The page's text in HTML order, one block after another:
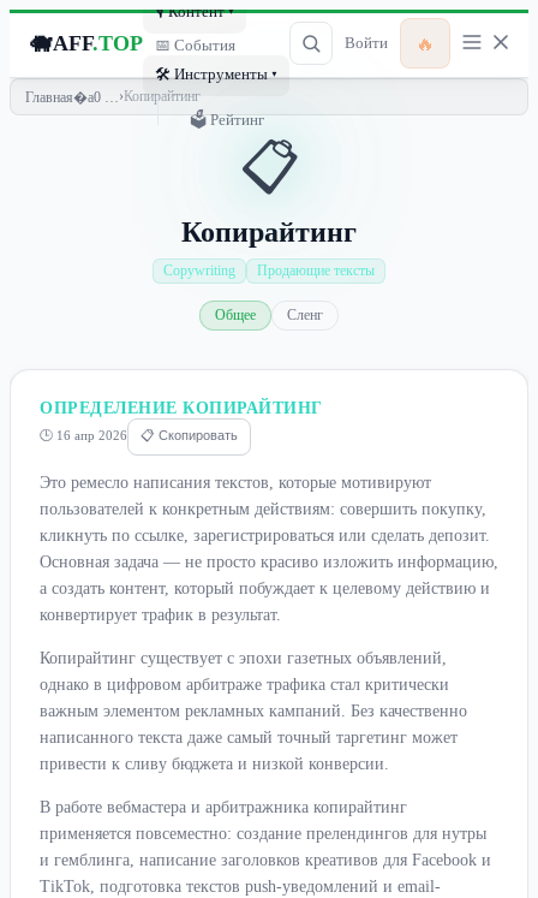
🐗AFF.TOP
🎙 Контент ▾
📅 События
🛠 Инструменты ▾
🗳 Рейтинг
Войти 🔥
Главная › Копирайтинг
📋
Копирайтинг
Copywriting Продающие тексты
Общее Сленг
ОПРЕДЕЛЕНИЕ КОПИРАЙТИНГ
🕒 16 апр 2026 📋 Скопировать
Это ремесло написания текстов, которые мотивируют
пользователей к конкретным действиям: совершить покупку,
кликнуть по ссылке, зарегистрироваться или сделать депозит.
Основная задача — не просто красиво изложить информацию,
а создать контент, который побуждает к целевому действию и
конвертирует трафик в результат.
Копирайтинг существует с эпохи газетных объявлений,
однако в цифровом арбитраже трафика стал критически
важным элементом рекламных кампаний. Без качественно
написанного текста даже самый точный таргетинг может
привести к сливу бюджета и низкой конверсии.
В работе вебмастера и арбитражника копирайтинг
применяется повсеместно: создание прелендингов для нутры
и гемблинга, написание заголовков креативов для Facebook и
TikTok, подготовка текстов push-уведомлений и email-